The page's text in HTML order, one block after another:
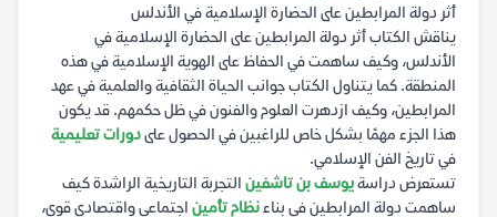
أثر دولة المرابطين على الحضارة الإسلامية في الأندلس
يناقش الكتاب أثر دولة المرابطين على الحضارة الإسلامية في
الأندلس، وكيف ساهمت في الحفاظ على الهوية الإسلامية في هذه
المنطقة. كما يتناول الكتاب جوانب الحياة الثقافية والعلمية في عهد
المرابطين، وكيف ازدهرت العلوم والفنون في ظل حكمهم. قد يكون
هذا الجزء مهمًا بشكل خاص للراغبين في الحصول علىدورات تعليمية
في تاريخ الفن الإسلامي.
تستعرض دراسةيوسف بن تاشفين التجربة التاريخية الراشدة كيف
ساهمت دولة المرابطين في بناءنظام تأمين اجتماعي واقتصادي قوي،